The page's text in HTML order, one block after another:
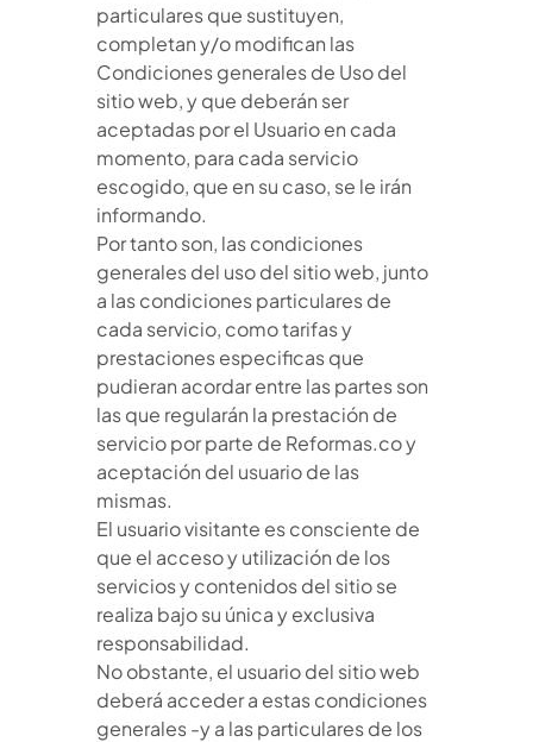
particulares que sustituyen,
completan y/o modifican las
Condiciones generales de Uso del
sitio web, y que deberán ser
aceptadas por el Usuario en cada
momento, para cada servicio
escogido, que en su caso, se le irán
informando.
Por tanto son, las condiciones
generales del uso del sitio web, junto
a las condiciones particulares de
cada servicio, como tarifas y
prestaciones especificas que
pudieran acordar entre las partes son
las que regularán la prestación de
servicio por parte de Reformas.co y
aceptación del usuario de las
mismas.
El usuario visitante es consciente de
que el acceso y utilización de los
servicios y contenidos del sitio se
realiza bajo su única y exclusiva
responsabilidad.
No obstante, el usuario del sitio web
deberá acceder a estas condiciones
generales -y a las particulares de los